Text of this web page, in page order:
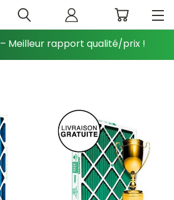
– Meilleur rapport qualité/prix !